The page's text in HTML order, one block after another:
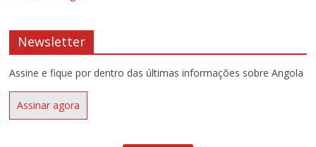
Newsletter
Assine e fique por dentro das últimas informações sobre Angola
Assinar agora